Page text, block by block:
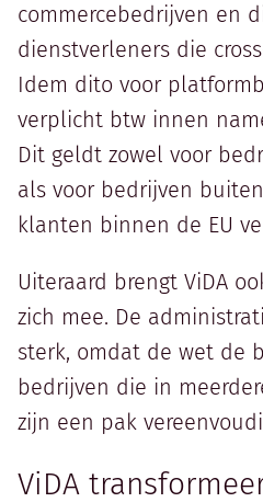
commercebedrijven en
dienstverleners die
Idem dito voor
verplicht btw innen
Dit geldt zowel voor
als voor bedrijven
klanten binnen de EU
Uiteraard brengt ViDA
zich mee. De
sterk, omdat de wet de
bedrijven die in
zijn een pak
ViDA